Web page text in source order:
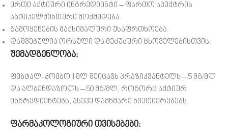
ერთი აქტიური ინგრედიენტი – ფართო სპექტრის
ანტიჰელმინთური მოქმედება.
გამოყენების მაქსიმალური უსაფრთხოება.
დაშვებულია ორსული და მეძუძური ცხოველებისთვის.
შემადგენლობა:
ფებტალ-კომბო 1 მლ შეიცავს პრაზიკვანტელს – 5 მგ/მლ
და ალბენდაზოლს – 50 მგ/მლ, როგორც აქტიურ
ინგრედიენტებს, ასევე დამხმარე ნივთიერებებს.
ფარმაკოლოგიური თვისებები: